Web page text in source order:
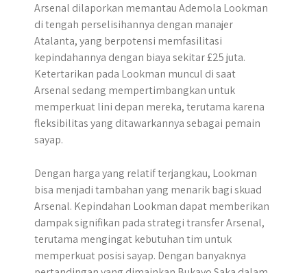
Arsenal dilaporkan memantau Ademola Lookman
di tengah perselisihannya dengan manajer
Atalanta, yang berpotensi memfasilitasi
kepindahannya dengan biaya sekitar £25 juta.
Ketertarikan pada Lookman muncul di saat
Arsenal sedang mempertimbangkan untuk
memperkuat lini depan mereka, terutama karena
fleksibilitas yang ditawarkannya sebagai pemain
sayap.
Dengan harga yang relatif terjangkau, Lookman
bisa menjadi tambahan yang menarik bagi skuad
Arsenal. Kepindahan Lookman dapat memberikan
dampak signifikan pada strategi transfer Arsenal,
terutama mengingat kebutuhan tim untuk
memperkuat posisi sayap. Dengan banyaknya